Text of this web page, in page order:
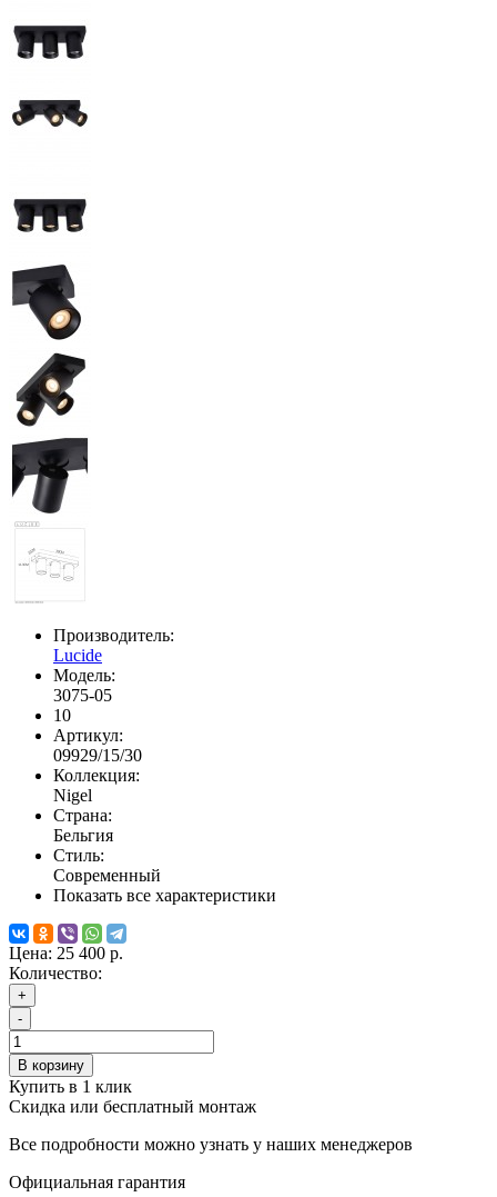
Производитель:
Lucide
Модель:
3075-05
10
Артикул:
09929/15/30
Коллекция:
Nigel
Страна:
Бельгия
Стиль:
Современный
Показать все характеристики
Цена: 25 400 р.
Количество:
+
-
В корзину
Купить в 1 клик
Скидка или бесплатный монтаж
Все подробности можно узнать у наших менеджеров
Официальная гарантия